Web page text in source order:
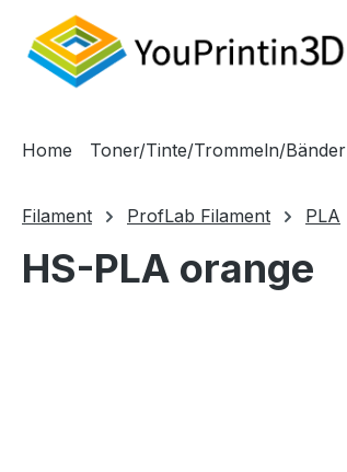
Hauptinhalt springen
Zur Suche springen
Zur Hauptnavigation springen
Home Toner/Tinte/Trommeln/Bänder
Filament ProfLab Filament PLA
HS-PLA orange